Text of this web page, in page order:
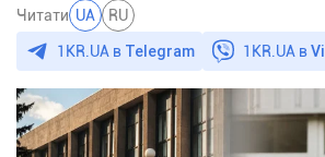
Читати UA RU
1KR.UA в Telegram 1KR.UA в